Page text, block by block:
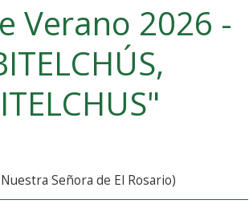
-
Señora de El Rosario)